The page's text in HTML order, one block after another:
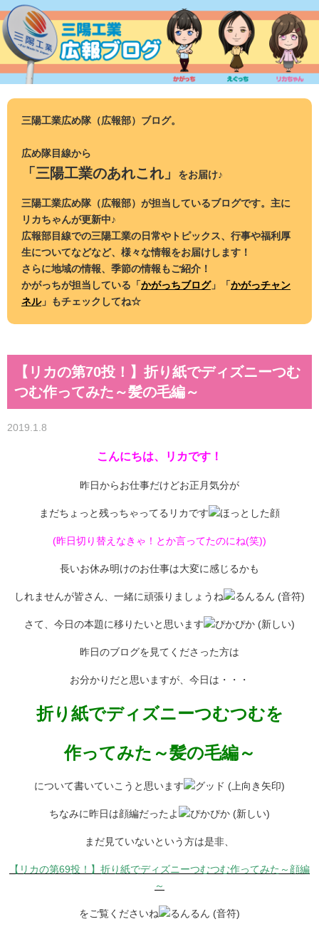
ン
テ
ツ
三陽工業広め隊（広報部）ブログ。
広め隊目線から
「三陽工業のあれこれ」 をお届け♪
三陽工業広め隊（広報部）が担当しているブログです。主に
リカちゃんが更新中♪
広報部目線での三陽工業の日常やトピックス、行事や福利厚
生についてなどなど、様々な情報をお届けします！
さらに地域の情報、季節の情報もご紹介！
かがっちが担当している「かがっちブログ」「かがっチャン
ネル」もチェックしてね☆
【リカの第70投！】折り紙でディズニーつむ
つむ作ってみた～髪の毛編～
2019.1.8
こんにちは、リカです！
昨日からお仕事だけどお正月気分が
まだちょっと残っちゃってるリカです
(昨日切り替えなきゃ！とか言ってたのにね(笑))
長いお休み明けのお仕事は大変に感じるかも
しれませんが皆さん、一緒に頑張りましょうね
さて、今日の本題に移りたいと思います
昨日のブログを見てくださった方は
お分かりだと思いますが、今日は・・・
折り紙でディズニーつむつむを
作ってみた～髪の毛編～
について書いていこうと思います
ちなみに昨日は顔編だったよ
まだ見ていないという方は是非、
【リカの第69投！】折り紙でディズニーつむつむ作ってみた～顔編
～
をご覧くださいね